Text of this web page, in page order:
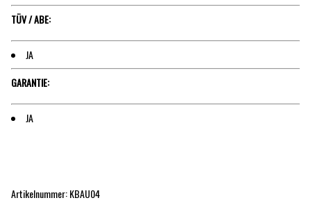
TÜV / ABE:
JA
GARANTIE:
JA
Artikelnummer: KBAU04